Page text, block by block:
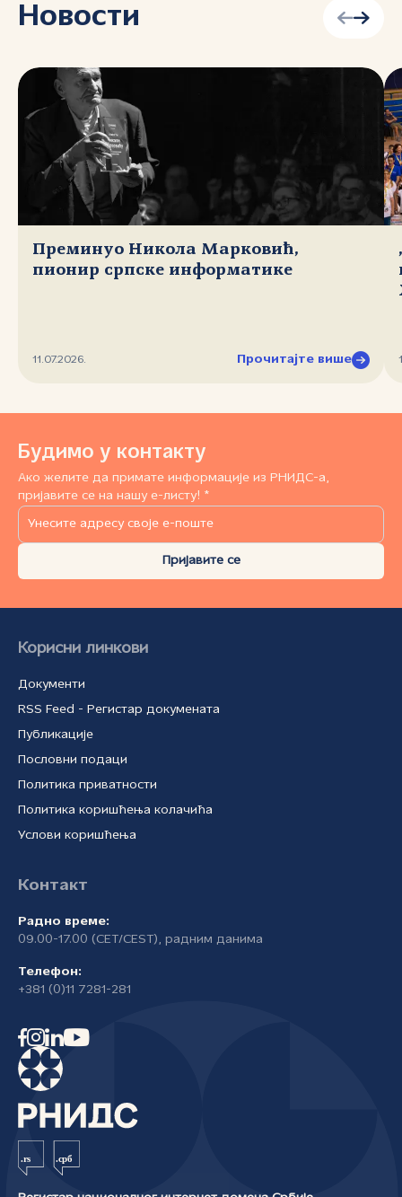
Новости
Преминуо Никола Марковић,
пионир српске информатике
11.07.2026. Прочитајте више
Будимо у контакту
Ако желите да примате информације из РНИДС-а,
пријавите се на нашу е-листу! *
Пријавите се
Корисни линкови
Документи
RSS Feed - Регистар докумената
Публикације
Пословни подаци
Политика приватности
Политика коришћења колачића
Услови коришћења
Контакт
Радно време:
09.00-17.00 (CET/CEST), радним данима
Телефон:
+381 (0)11 7281-281